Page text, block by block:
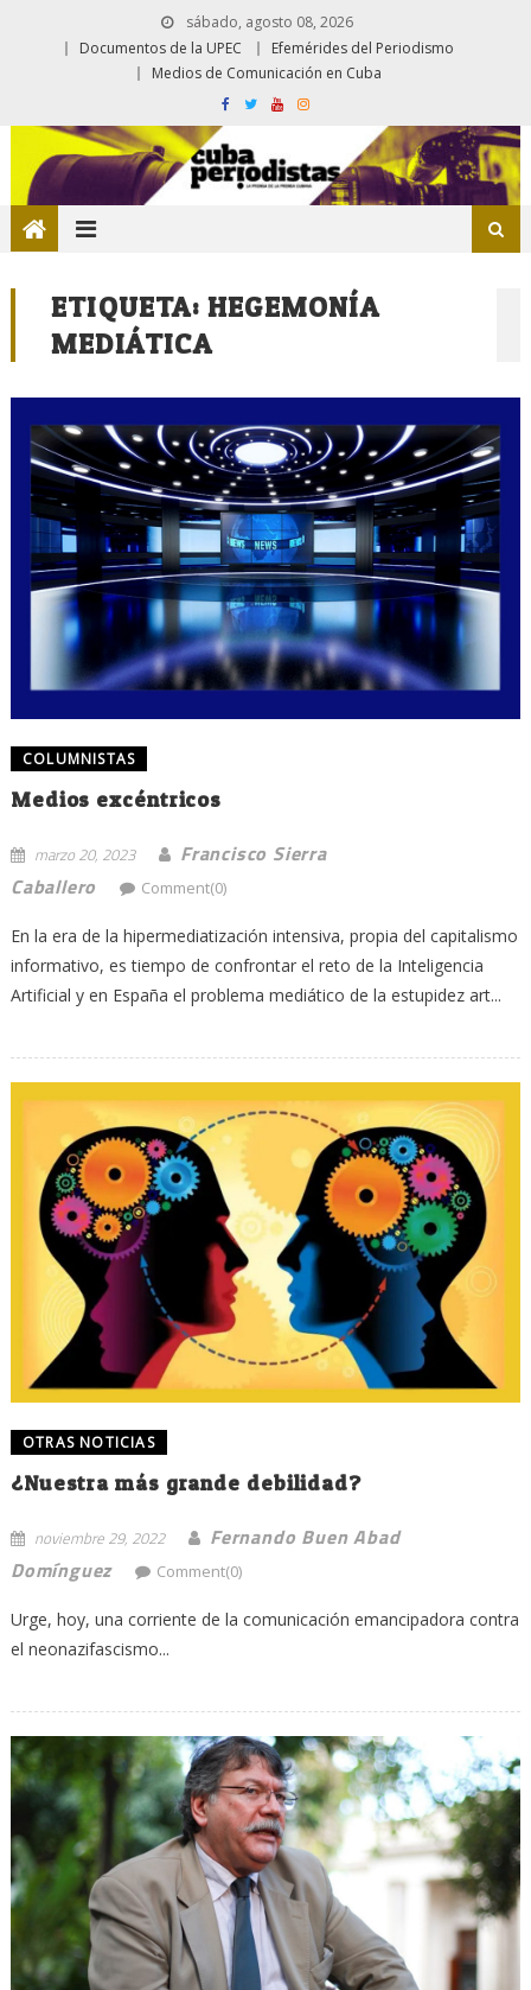
sábado, agosto 08, 2026
Documentos de la UPEC
Efemérides del Periodismo
Medios de Comunicación en Cuba
ETIQUETA: HEGEMONÍA
MEDIÁTICA
COLUMNISTAS
Medios excéntricos
marzo 20, 2023
Francisco Sierra
Caballero
Comment(0)
En la era de la hipermediatización intensiva, propia del capitalismo
informativo, es tiempo de confrontar el reto de la Inteligencia
Artificial y en España el problema mediático de la estupidez art...
OTRAS NOTICIAS
¿Nuestra más grande debilidad?
noviembre 29, 2022
Fernando Buen Abad
Domínguez
Comment(0)
Urge, hoy, una corriente de la comunicación emancipadora contra
el neonazifascismo...